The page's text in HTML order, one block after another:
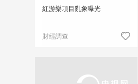
紅游樂項目亂象曝光
財經調查